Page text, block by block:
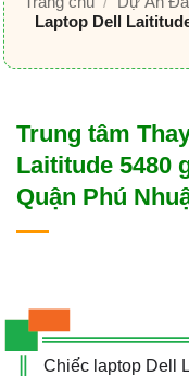
Laptop Dell
Trung tâm
Laititude 5480
Quận Phú
Chiếc laptop Dell